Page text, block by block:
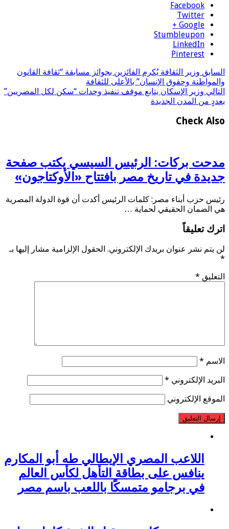
Facebook
Twitter
Google +
Stumbleupon
LinkedIn
Pinterest
السابق وزير الثقافة يُكرم الفائزين بجوائز مسابقة “ثقافة القانون
والمواطنة وحقوق الإنسان” بالأعلى للثقافة
التالي وزير الإسكان يتابع موقف تنفيذ وحدات “سكن لكل المصريين”
بعددٍ من المدن الجديدة
Check Also
مدحت بركات: الرئيس السيسي يكتب صفحة
جديدة في تاريخ مصر بافتتاح «الأوكتاجون»
رئيس حزب أبناء مصر: كلمات الرئيس أكدت أن قوة الدولة المصرية
هي الضمان الحقيقي لحماية …
اترك تعليقاً
لن يتم نشر عنوان بريدك الإلكتروني. الحقول الإلزامية مشار إليها بـ
*
التعليق *
الاسم *
البريد الإلكتروني *
الموقع الإلكتروني
اللاعب المصري الإيطالي طه أبو المكارم
ينافس على بطاقة التأهل لكأس العالم
في برجامو متمسكًا باللعب باسم مصر